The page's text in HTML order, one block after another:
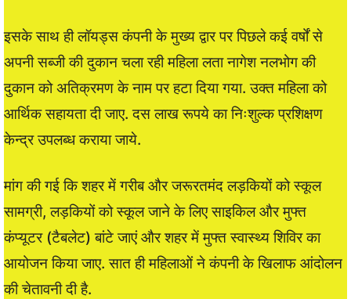
इसके साथ ही लॉयड्स कंपनी के मुख्य द्वार पर पिछले कई वर्षों से
अपनी सब्जी की दुकान चला रही महिला लता नागेश नलभोग की
दुकान को अतिक्रमण के नाम पर हटा दिया गया. उक्त महिला को
आर्थिक सहायता दी जाए. दस लाख रूपये का निःशुल्क प्रशिक्षण
केन्द्र उपलब्ध कराया जाये.
मांग की गई कि शहर में गरीब और जरूरतमंद लड़कियों को स्कूल
सामग्री, लड़कियों को स्कूल जाने के लिए साइकिल और मुफ्त
कंप्यूटर (टैबलेट) बांटे जाएं और शहर में मुफ्त स्वास्थ्य शिविर का
आयोजन किया जाए. सात ही महिलाओं ने कंपनी के खिलाफ आंदोलन
की चेतावनी दी है.